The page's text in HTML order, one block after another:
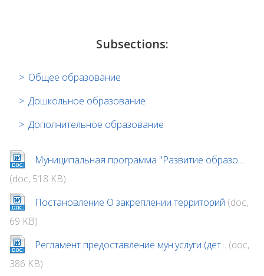
Subsections:
Общее образование
Дошкольное образование
Дополнительное образование
Муниципальная программа "Развитие образо...
(doc, 518 KB)
Постановление О закреплении территорий (doc,
69 KB)
Регламент предоставление мун.услуги (дет... (doc,
386 KB)